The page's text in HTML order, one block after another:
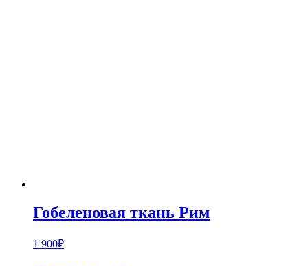
Гобеленовая ткань Рим
1 900₽